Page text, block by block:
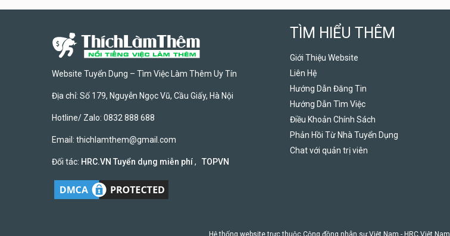
Website Tuyển Dụng – Tìm Việc Làm Thêm Uy Tín
Địa chỉ: Số 179, Nguyễn Ngọc Vũ, Cầu Giấy, Hà Nội
Hotline/ Zalo: 0832 888 688
Email: thichlamthem@gmail.com
Đối tác: HRC.VN Tuyển dụng miễn phí, TOPVN
TÌM HIỂU THÊM
Giới Thiệu Website
Liên Hệ
Hướng Dẫn Đăng Tin
Hướng Dẫn Tìm Việc
Điều Khoản Chính Sách
Phản Hồi Từ Nhà Tuyển Dụng
Chat với quản trị viên